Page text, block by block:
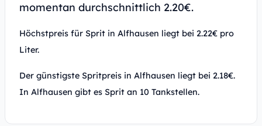
momentan durchschnittlich 2.20€.
Höchstpreis für Sprit in Alfhausen liegt bei 2.22€ pro
Liter.
Der günstigste Spritpreis in Alfhausen liegt bei 2.18€.
In Alfhausen gibt es Sprit an 10 Tankstellen.